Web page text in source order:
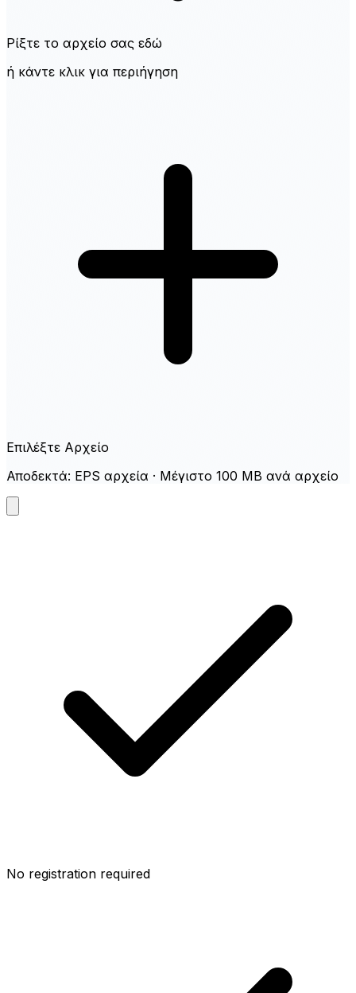
Ρίξτε το αρχείο σας εδώ
ή κάντε κλικ για περιήγηση
Επιλέξτε Αρχείο
Αποδεκτά: EPS αρχεία · Μέγιστο 100 MB ανά αρχείο
No registration required